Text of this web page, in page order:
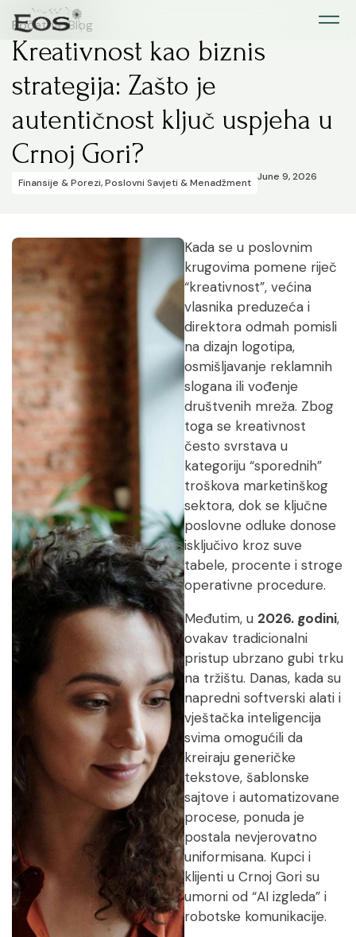
Početna>Blog
Kreativnost kao biznis
strategija: Zašto je
autentičnost ključ uspjeha u
Crnoj Gori?
Finansije & Porezi,Poslovni Savjeti & Menadžment June 9, 2026
Kada se u poslovnim
krugovima pomene riječ
“kreativnost”, većina
vlasnika preduzeća i
direktora odmah pomisli
na dizajn logotipa,
osmišljavanje reklamnih
slogana ili vođenje
društvenih mreža. Zbog
toga se kreativnost
često svrstava u
kategoriju “sporednih”
troškova marketinškog
sektora, dok se ključne
poslovne odluke donose
isključivo kroz suve
tabele, procente i stroge
operativne procedure.
Međutim, u 2026. godini,
ovakav tradicionalni
pristup ubrzano gubi trku
na tržištu. Danas, kada su
napredni softverski alati i
vještačka inteligencija
svima omogućili da
kreiraju generičke
tekstove, šablonske
sajtove i automatizovane
procese, ponuda je
postala nevjerovatno
uniformisana. Kupci i
klijenti u Crnoj Gori su
umorni od “AI izgleda” i
robotske komunikacije.